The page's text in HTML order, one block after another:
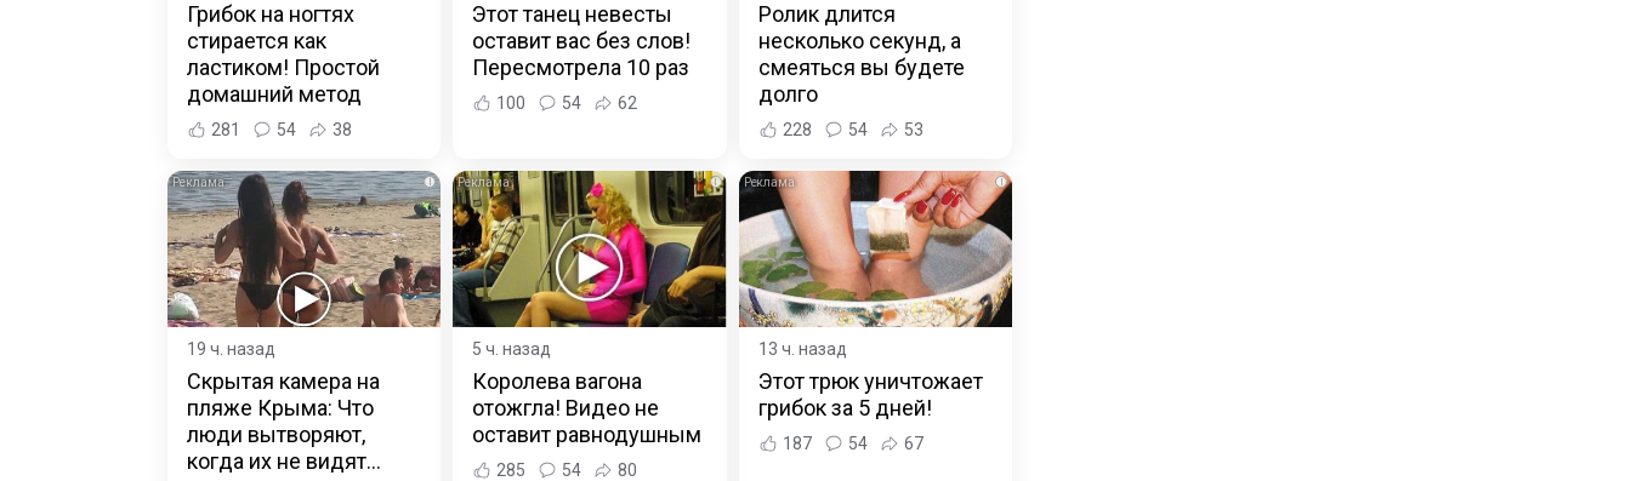
Грибок на ногтях
стирается как
ластиком! Простой
домашний метод
281 54 38
Этот танец невесты
оставит вас без слов!
Пересмотрела 10 раз
100 54 62
Ролик длится
несколько секунд, а
смеяться вы будете
долго
228 54 53
i
19 ч. назад
Скрытая камера на
пляже Крыма: Что
люди вытворяют,
когда их не видят...
i
5 ч. назад
Королева вагона
отожгла! Видео не
оставит равнодушным
285 54 80
i
13 ч. назад
Этот трюк уничтожает
грибок за 5 дней!
187 54 67